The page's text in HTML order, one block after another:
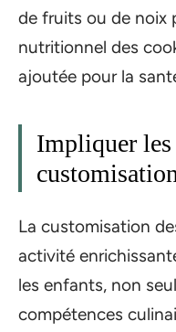
de fruits ou de noix
nutritionnel des
ajoutée pour la
Impliquer les
La customisation
activité
les enfants, non
compétences